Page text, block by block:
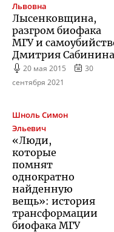
Львовна
Лысенковщина,
разгром биофака
МГУ и
Дмитрия Сабинина
20 мая 2015
30
сентября 2021
ШнольСимон
Эльевич
«Люди,
которые
помнят
однократно
найденную
вещь»: история
трансформации
биофака МГУ